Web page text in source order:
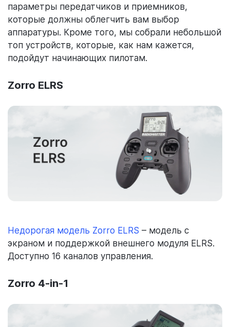
параметры передатчиков и приемников,
которые должны облегчить вам выбор
аппаратуры. Кроме того, мы собрали небольшой
топ устройств, которые, как нам кажется,
подойдут начинающих пилотам.
Zorro ELRS
Недорогая модель Zorro ELRS – модель с
экраном и поддержкой внешнего модуля ELRS.
Доступно 16 каналов управления.
Zorro 4-in-1